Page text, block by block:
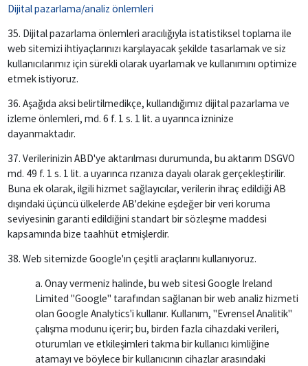
Dijital pazarlama/analiz önlemleri
35. Dijital pazarlama önlemleri aracılığıyla istatistiksel toplama ile
web sitemizi ihtiyaçlarınızı karşılayacak şekilde tasarlamak ve siz
kullanıcılarımız için sürekli olarak uyarlamak ve kullanımını optimize
etmek istiyoruz.
36. Aşağıda aksi belirtilmedikçe, kullandığımız dijital pazarlama ve
izleme önlemleri, md. 6 f. 1 s. 1 lit. a uyarınca izninize
dayanmaktadır.
37. Verilerinizin ABD'ye aktarılması durumunda, bu aktarım DSGVO
md. 49 f. 1 s. 1 lit. a uyarınca rızanıza dayalı olarak gerçekleştirilir.
Buna ek olarak, ilgili hizmet sağlayıcılar, verilerin ihraç edildiği AB
dışındaki üçüncü ülkelerde AB'dekine eşdeğer bir veri koruma
seviyesinin garanti edildiğini standart bir sözleşme maddesi
kapsamında bize taahhüt etmişlerdir.
38. Web sitemizde Google'ın çeşitli araçlarını kullanıyoruz.
a. Onay vermeniz halinde, bu web sitesi Google Ireland
Limited "Google" tarafından sağlanan bir web analiz hizmeti
olan Google Analytics'i kullanır. Kullanım, "Evrensel Analitik"
çalışma modunu içerir; bu, birden fazla cihazdaki verileri,
oturumları ve etkileşimleri takma bir kullanıcı kimliğine
atamayı ve böylece bir kullanıcının cihazlar arasındaki